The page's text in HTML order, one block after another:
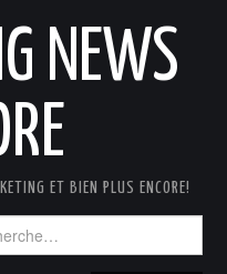
NEWS
ET BIEN PLUS ENCORE!